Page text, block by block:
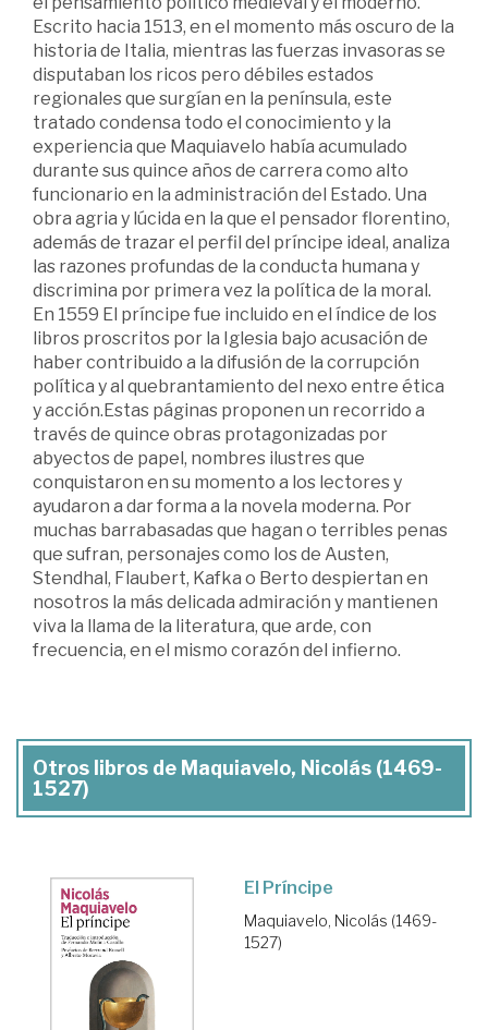
Escrito hacia 1513, en el momento más oscuro de la
historia de Italia, mientras las fuerzas invasoras se
disputaban los ricos pero débiles estados
regionales que surgían en la península, este
tratado condensa todo el conocimiento y la
experiencia que Maquiavelo había acumulado
durante sus quince años de carrera como alto
funcionario en la administración del Estado. Una
obra agria y lúcida en la que el pensador florentino,
además de trazar el perfil del príncipe ideal, analiza
las razones profundas de la conducta humana y
discrimina por primera vez la política de la moral.
En 1559 El príncipe fue incluido en el índice de los
libros proscritos por la Iglesia bajo acusación de
haber contribuido a la difusión de la corrupción
política y al quebrantamiento del nexo entre ética
y acción.Estas páginas proponen un recorrido a
través de quince obras protagonizadas por
abyectos de papel, nombres ilustres que
conquistaron en su momento a los lectores y
ayudaron a dar forma a la novela moderna. Por
muchas barrabasadas que hagan o terribles penas
que sufran, personajes como los de Austen,
Stendhal, Flaubert, Kafka o Berto despiertan en
nosotros la más delicada admiración y mantienen
viva la llama de la literatura, que arde, con
frecuencia, en el mismo corazón del infierno.
Otros libros de Maquiavelo, Nicolás (1469-
1527)
El Príncipe
Maquiavelo, Nicolás (1469-
1527)